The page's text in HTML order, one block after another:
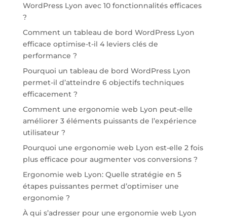
WordPress Lyon avec 10 fonctionnalités efficaces
?
Comment un tableau de bord WordPress Lyon
efficace optimise-t-il 4 leviers clés de
performance ?
Pourquoi un tableau de bord WordPress Lyon
permet-il d’atteindre 6 objectifs techniques
efficacement ?
Comment une ergonomie web Lyon peut-elle
améliorer 3 éléments puissants de l’expérience
utilisateur ?
Pourquoi une ergonomie web Lyon est-elle 2 fois
plus efficace pour augmenter vos conversions ?
Ergonomie web Lyon: Quelle stratégie en 5
étapes puissantes permet d’optimiser une
ergonomie ?
À qui s’adresser pour une ergonomie web Lyon